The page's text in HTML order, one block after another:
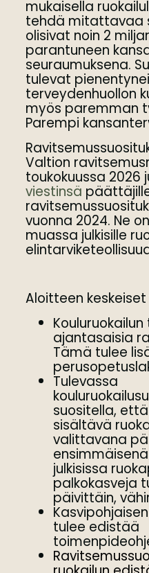
mukaisella
tehdä mitattavaa
olisivat noin 2
parantuneen
seuraumuksena.
tulevat
terveydenhuollon
myös paremman
Parempi
Valtion
toukokuussa 2026
viestinsä
vuonna 2024. Ne
muassa julkisille
Aloitteen
ajantasaisia
Tämä tulee
Tulevassa
suositella,
sisältävä
valittavana
julkisissa
palkokasveja
päivittäin,
tulee edistää